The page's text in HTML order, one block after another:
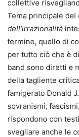
collettive
Tema principale del
dell’irrazionalità
termine, quello di
per tutto ciò che è
band sono diretti e
della tagliente
famigerato Donald
sovranismi,
rispondono con
svegliare anche le